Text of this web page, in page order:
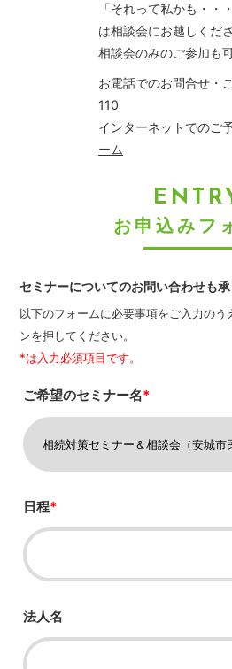
「それって私かも・・
は相談会にお越しくださ
相談会のみのご参加も
お電話でのお問合せ
110
インターネットでのご
ーム
お申込みフ
セミナーについてのお問い合わせも承
以下のフォームに必要事項をご入力のう
ンを押してください。
*は入力必須項目です。
ご希望のセミナー名*
日程*
法人名